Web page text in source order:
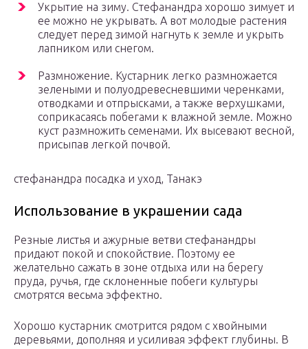
Укрытие на зиму. Стефанандра хорошо зимует и
ее можно не укрывать. А вот молодые растения
следует перед зимой нагнуть к земле и укрыть
лапником или снегом.
Размножение. Кустарник легко размножается
зелеными и полуодревесневшими черенками,
отводками и отпрысками, а также верхушками,
соприкасаясь побегами к влажной земле. Можно
куст размножить семенами. Их высевают весной,
присыпав легкой почвой.
стефанандра посадка и уход, Танакэ
Использование в украшении сада
Резные листья и ажурные ветви стефанандры
придают покой и спокойствие. Поэтому ее
желательно сажать в зоне отдыха или на берегу
пруда, ручья, где склоненные побеги культуры
смотрятся весьма эффектно.
Хорошо кустарник смотрится рядом с хвойными
деревьями, дополняя и усиливая эффект глубины. В